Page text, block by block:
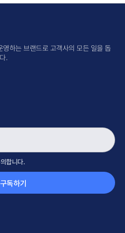
하는 브랜드로 고객사의 모든 일을 돕
.
합니다.
구독하기